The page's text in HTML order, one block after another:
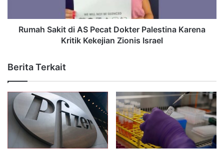
Rumah Sakit di AS Pecat Dokter Palestina Karena
Kritik Kekejian Zionis Israel
Berita Terkait